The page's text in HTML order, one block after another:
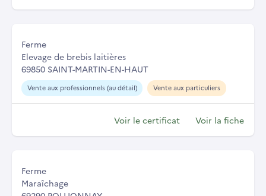
Ferme
Elevage de brebis laitières
69850 SAINT-MARTIN-EN-HAUT
Vente aux professionnels (au détail) Vente aux particuliers
Voir le certificat Voir la fiche
Ferme
Maraîchage